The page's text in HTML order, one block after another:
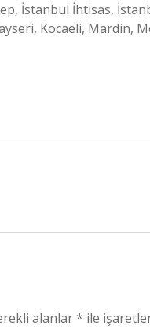
İstanbul İhtisas,
Kocaeli, Mardin,
alanlar* ile